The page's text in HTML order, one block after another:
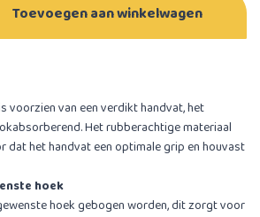
Toevoegen aan winkelwagen
voorzien van een verdikt handvat, het
Het rubberachtige materiaal
het handvat een optimale grip en houvast
hoek
hoek gebogen worden, dit zorgt voor